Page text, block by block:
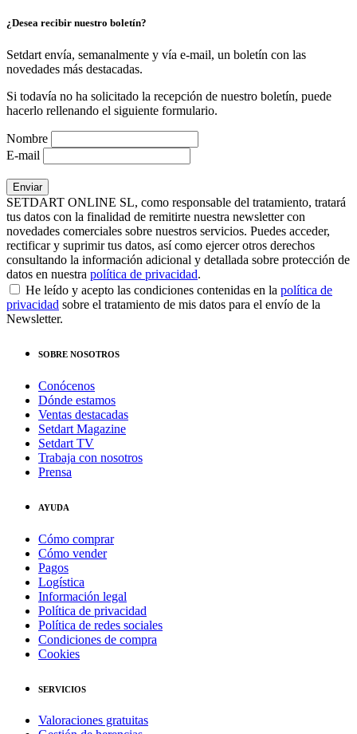
¿Desea recibir nuestro boletín?
Setdart envía, semanalmente y vía e-mail, un boletín con las
novedades más destacadas.
Si todavía no ha solicitado la recepción de nuestro boletín, puede
hacerlo rellenando el siguiente formulario.
Nombre
E-mail
SETDART ONLINE SL, como responsable del tratamiento, tratará
tus datos con la finalidad de remitirte nuestra newsletter con
novedades comerciales sobre nuestros servicios. Puedes acceder,
rectificar y suprimir tus datos, así como ejercer otros derechos
consultando la información adicional y detallada sobre protección de
datos en nuestra política de privacidad.
He leído y acepto las condiciones contenidas en la política de
privacidad sobre el tratamiento de mis datos para el envío de la
Newsletter.
SOBRE NOSOTROS
Conócenos
Dónde estamos
Ventas destacadas
Setdart Magazine
Setdart TV
Trabaja con nosotros
Prensa
AYUDA
Cómo comprar
Cómo vender
Pagos
Logística
Información legal
Política de privacidad
Política de redes sociales
Condiciones de compra
Cookies
SERVICIOS
Valoraciones gratuitas